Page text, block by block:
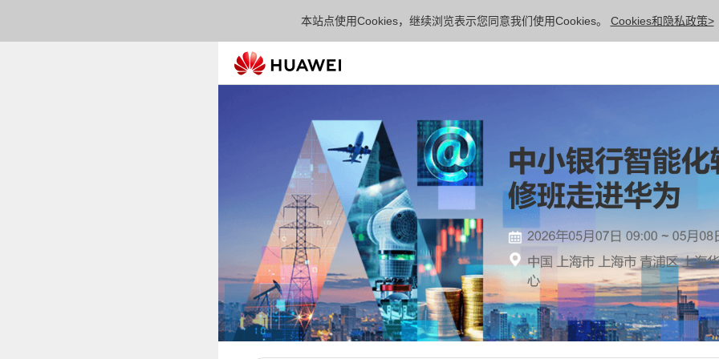
本站点使用Cookies，继续浏览表示您同意我们使用Cookies。 Cookies和隐私政策>